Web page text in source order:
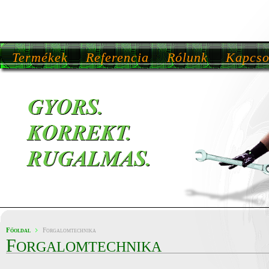
Termékek Referencia Rólunk
Főoldal Forgalomtechnika
FORGALOMTECHNIKA